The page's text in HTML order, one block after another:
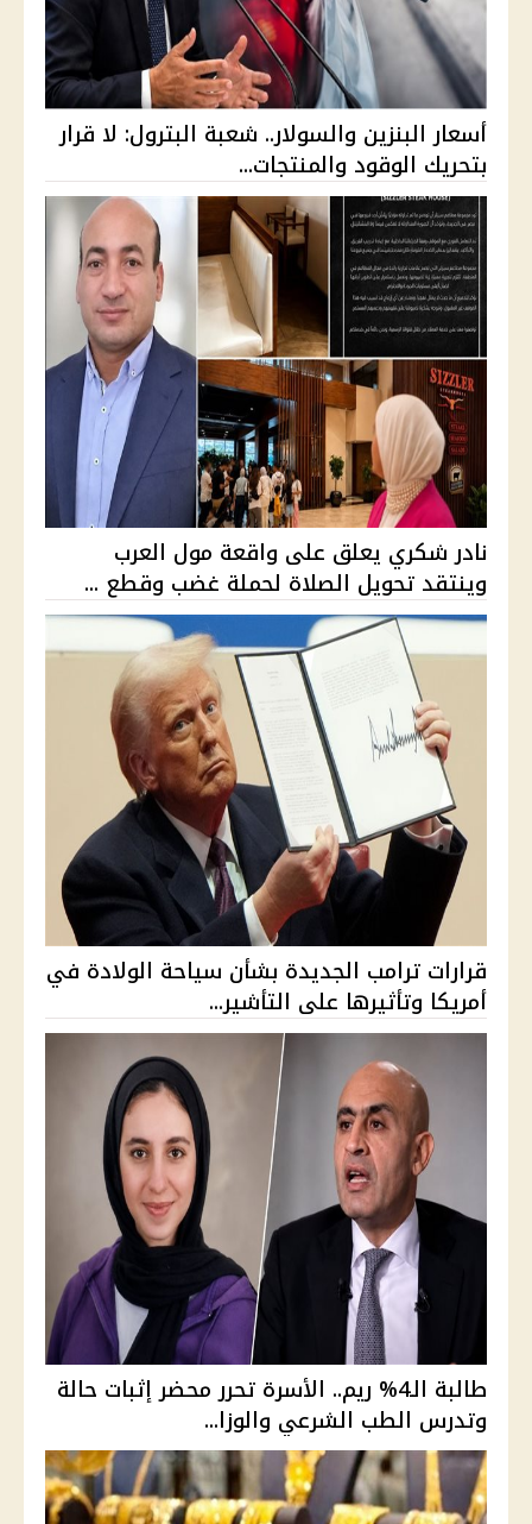
أسعار البنزين والسولار.. شعبة البترول: لا قرار
بتحريك الوقود والمنتجات...
نادر شكري يعلق على واقعة مول العرب
وينتقد تحويل الصلاة لحملة غضب وقطع ...
قرارات ترامب الجديدة بشأن سياحة الولادة في
أمريكا وتأثيرها على التأشير...
طالبة الـ4% ريم.. الأسرة تحرر محضر إثبات حالة
وتدرس الطب الشرعي والوزا...